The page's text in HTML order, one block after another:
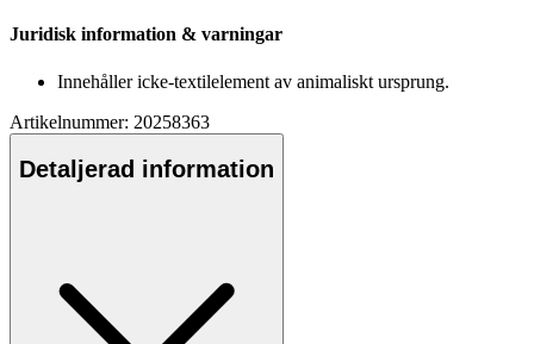
Juridisk information & varningar
Innehåller icke-textilelement av animaliskt ursprung.
Artikelnummer: 20258363
Detaljerad information